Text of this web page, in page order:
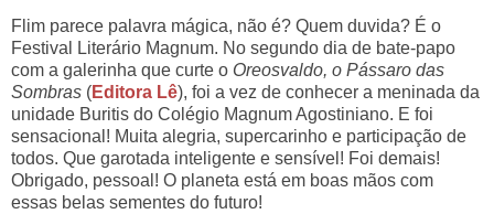
Flim parece palavra mágica, não é? Quem duvida? É o
Festival Literário Magnum. No segundo dia de bate-papo
com a galerinha que curte o Oreosvaldo, o Pássaro das
Sombras (Editora Lê), foi a vez de conhecer a meninada da
unidade Buritis do Colégio Magnum Agostiniano. E foi
sensacional! Muita alegria, supercarinho e participação de
todos. Que garotada inteligente e sensível! Foi demais!
Obrigado, pessoal! O planeta está em boas mãos com
essas belas sementes do futuro!